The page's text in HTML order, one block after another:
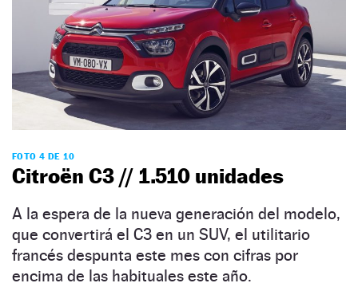
FOTO 4 DE 10
Citroën C3 // 1.510 unidades
A la espera de la nueva generación del modelo,
que convertirá el C3 en un SUV, el utilitario
francés despunta este mes con cifras por
encima de las habituales este año.